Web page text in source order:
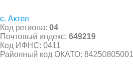
с. Актел
Код региона: 04
Почтовый индекс: 649219
Код ИФНС: 0411
Районный код ОКАТО: 84250805001